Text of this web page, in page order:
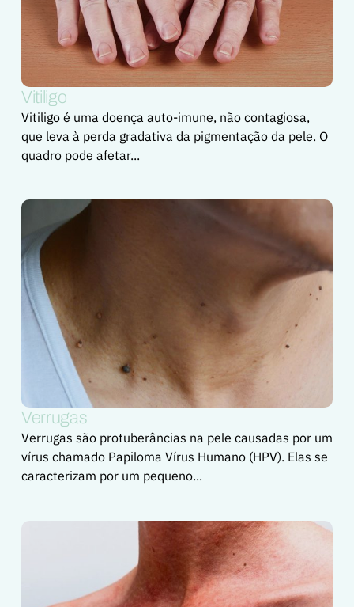
Vitiligo
Vitiligo é uma doença auto-imune, não contagiosa,
que leva à perda gradativa da pigmentação da pele. O
quadro pode afetar...
Verrugas
Verrugas são protuberâncias na pele causadas por um
vírus chamado Papiloma Vírus Humano (HPV). Elas se
caracterizam por um pequeno...